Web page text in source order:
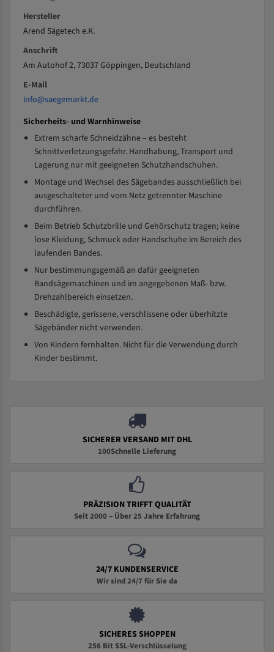
Hersteller
Arend Sägetech e.K.
Anschrift
Am Autohof 2, 73037 Göppingen, Deutschland
E-Mail
info@saegemarkt.de
Sicherheits- und Warnhinweise
Extrem scharfe Schneidzähne – es besteht
Schnittverletzungsgefahr. Handhabung, Transport und
Lagerung nur mit geeigneten Schutzhandschuhen.
Montage und Wechsel des Sägebandes ausschließlich bei
ausgeschalteter und vom Netz getrennter Maschine
durchführen.
Beim Betrieb Schutzbrille und Gehörschutz tragen; keine
lose Kleidung, Schmuck oder Handschuhe im Bereich des
laufenden Bandes.
Nur bestimmungsgemäß an dafür geeigneten
Bandsägemaschinen und im angegebenen Maß- bzw.
Drehzahlbereich einsetzen.
Beschädigte, gerissene, verschlissene oder überhitzte
Sägebänder nicht verwenden.
Von Kindern fernhalten. Nicht für die Verwendung durch
Kinder bestimmt.
SICHERER VERSAND MIT DHL
100Schnelle Lieferung
PRÄZISION TRIFFT QUALITÄT
Seit 2000 – Über 25 Jahre Erfahrung
24/7 KUNDENSERVICE
Wir sind 24/7 für Sie da
SICHERES SHOPPEN
256 Bit SSL-Verschlüsselung